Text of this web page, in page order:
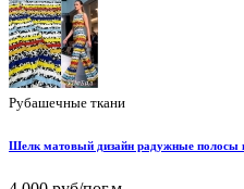
Рубашечные ткани
Шелк матовый дизайн радужные полосы